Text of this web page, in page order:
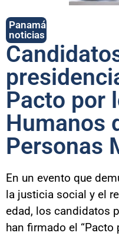
Panamá
noticias
Pacto por
Humanos
Personas
En un evento que
la justicia social y el
edad, los candidatos
han firmado el